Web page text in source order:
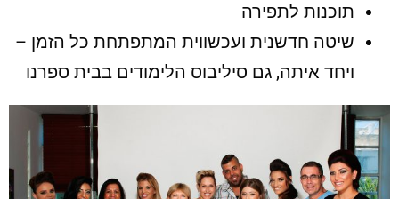
תוכנות לתפירה
שיטה חדשנית ועכשווית המתפתחת כל הזמן –
ויחד איתה, גם סיליבוס הלימודים בבית ספרנו